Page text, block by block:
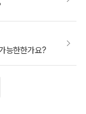
능한한가요?